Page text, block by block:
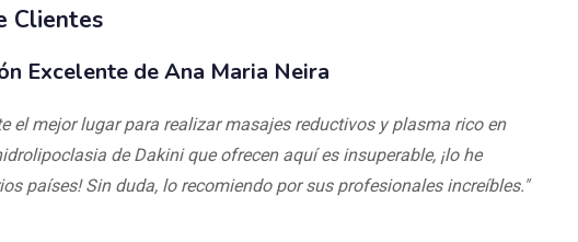
Clientes
Excelente de Ana Maria Neira
el mejor lugar para realizar masajes reductivos y plasma rico en
de Dakini que ofrecen aquí es insuperable, ¡lo he
países! Sin duda, lo recomiendo por sus profesionales increíbles."